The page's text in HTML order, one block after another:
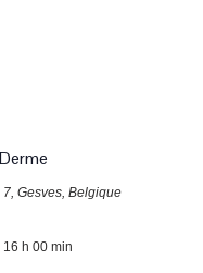
Gesves, Belgique
16 h 00 min